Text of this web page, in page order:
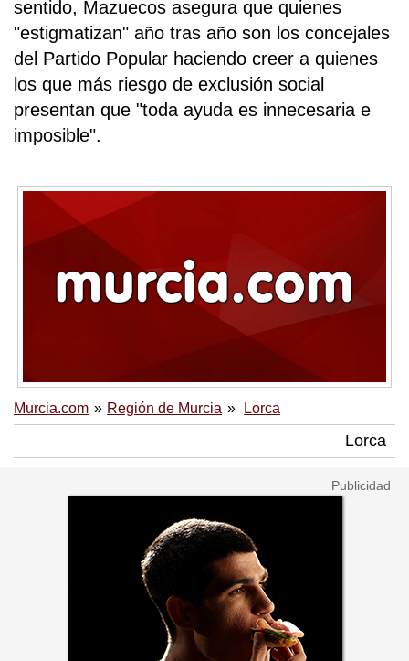
sentido, Mazuecos asegura que quienes
"estigmatizan" año tras año son los concejales
del Partido Popular haciendo creer a quienes
los que más riesgo de exclusión social
presentan que "toda ayuda es innecesaria e
imposible".
Murcia.com Región de Murcia Lorca
Lorca